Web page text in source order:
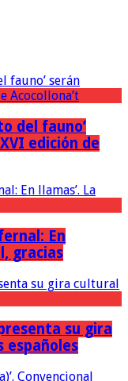
del fauno’
edición de
En
gracias
su gira
españoles